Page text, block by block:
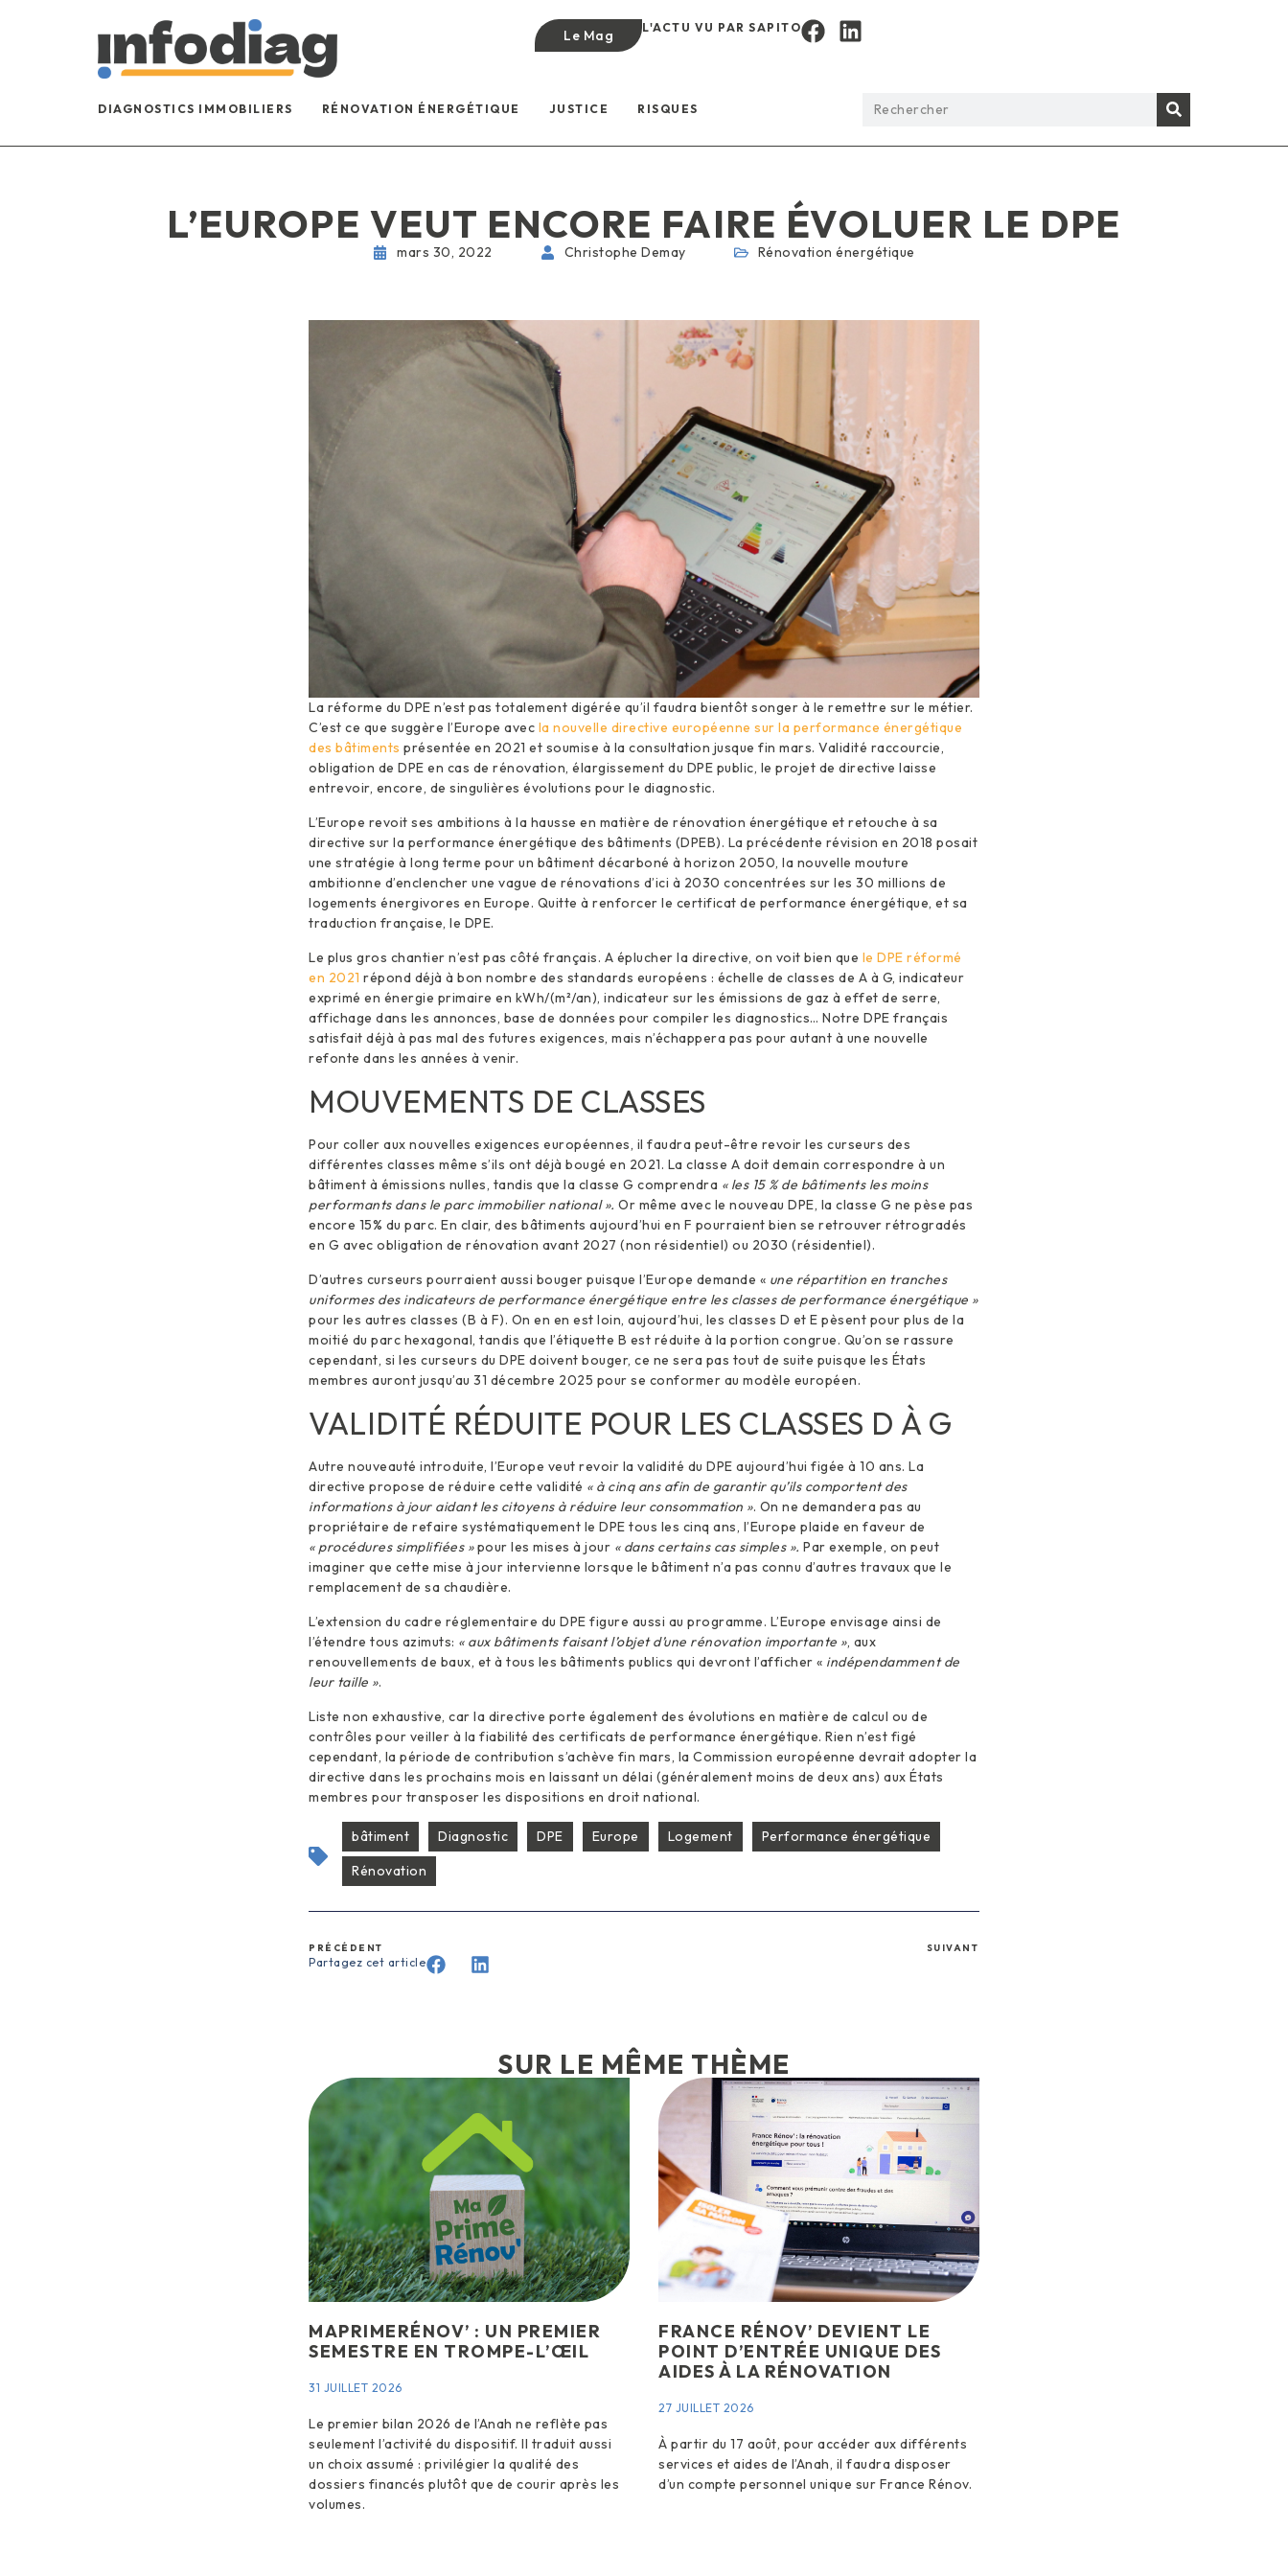
Le Mag L'ACTU VU PAR SAPITO
DIAGNOSTICS IMMOBILIERS RÉNOVATION ÉNERGÉTIQUE JUSTICE RISQUES
L’EUROPE VEUT ENCORE FAIRE ÉVOLUER LE DPE
mars 30, 2022 Christophe Demay Rénovation énergétique
La réforme du DPE n’est pas totalement digérée qu’il faudra bientôt songer à le remettre sur le métier.
C’est ce que suggère l’Europe avec la nouvelle directive européenne sur la performance énergétique
des bâtiments présentée en 2021 et soumise à la consultation jusque fin mars. Validité raccourcie,
obligation de DPE en cas de rénovation, élargissement du DPE public, le projet de directive laisse
entrevoir, encore, de singulières évolutions pour le diagnostic.
L’Europe revoit ses ambitions à la hausse en matière de rénovation énergétique et retouche à sa
directive sur la performance énergétique des bâtiments (DPEB). La précédente révision en 2018 posait
une stratégie à long terme pour un bâtiment décarboné à horizon 2050, la nouvelle mouture
ambitionne d’enclencher une vague de rénovations d’ici à 2030 concentrées sur les 30 millions de
logements énergivores en Europe. Quitte à renforcer le certificat de performance énergétique, et sa
traduction française, le DPE.
Le plus gros chantier n’est pas côté français. A éplucher la directive, on voit bien que le DPE réformé
en 2021 répond déjà à bon nombre des standards européens : échelle de classes de A à G, indicateur
exprimé en énergie primaire en kWh/(m²/an), indicateur sur les émissions de gaz à effet de serre,
affichage dans les annonces, base de données pour compiler les diagnostics… Notre DPE français
satisfait déjà à pas mal des futures exigences, mais n’échappera pas pour autant à une nouvelle
refonte dans les années à venir.
MOUVEMENTS DE CLASSES
Pour coller aux nouvelles exigences européennes, il faudra peut-être revoir les curseurs des
différentes classes même s’ils ont déjà bougé en 2021. La classe A doit demain correspondre à un
bâtiment à émissions nulles, tandis que la classe G comprendra « les 15 % de bâtiments les moins
performants dans le parc immobilier national ». Or même avec le nouveau DPE, la classe G ne pèse pas
encore 15% du parc. En clair, des bâtiments aujourd’hui en F pourraient bien se retrouver rétrogradés
en G avec obligation de rénovation avant 2027 (non résidentiel) ou 2030 (résidentiel).
D’autres curseurs pourraient aussi bouger puisque l’Europe demande « une répartition en tranches
uniformes des indicateurs de performance énergétique entre les classes de performance énergétique »
pour les autres classes (B à F). On en en est loin, aujourd’hui, les classes D et E pèsent pour plus de la
moitié du parc hexagonal, tandis que l’étiquette B est réduite à la portion congrue. Qu’on se rassure
cependant, si les curseurs du DPE doivent bouger, ce ne sera pas tout de suite puisque les États
membres auront jusqu’au 31 décembre 2025 pour se conformer au modèle européen.
VALIDITÉ RÉDUITE POUR LES CLASSES D À G
Autre nouveauté introduite, l’Europe veut revoir la validité du DPE aujourd’hui figée à 10 ans. La
directive propose de réduire cette validité « à cinq ans afin de garantir qu’ils comportent des
informations à jour aidant les citoyens à réduire leur consommation ». On ne demandera pas au
propriétaire de refaire systématiquement le DPE tous les cinq ans, l’Europe plaide en faveur de
« procédures simplifiées »pour les mises à jour « dans certains cas simples ». Par exemple, on peut
imaginer que cette mise à jour intervienne lorsque le bâtiment n’a pas connu d’autres travaux que le
remplacement de sa chaudière.
L’extension du cadre réglementaire du DPE figure aussi au programme. L’Europe envisage ainsi de
l’étendre tous azimuts: « aux bâtiments faisant l’objet d’une rénovation importante », aux
renouvellements de baux, et à tous les bâtiments publics qui devront l’afficher « indépendamment de
leur taille ».
Liste non exhaustive, car la directive porte également des évolutions en matière de calcul ou de
contrôles pour veiller à la fiabilité des certificats de performance énergétique. Rien n’est figé
cependant, la période de contribution s’achève fin mars, la Commission européenne devrait adopter la
directive dans les prochains mois en laissant un délai (généralement moins de deux ans) aux États
membres pour transposer les dispositions en droit national.
bâtiment Diagnostic DPE Europe Logement
Performance énergétique
Rénovation
PRÉCÉDENT SUIVANT
Partagez cet article
SUR LE MÊME THÈME
MAPRIMERÉNOV’ : UN PREMIER
SEMESTRE EN TROMPE-L’ŒIL
31 JUILLET 2026
Le premier bilan 2026 de l’Anah ne reflète pas
seulement l’activité du dispositif. Il traduit aussi
un choix assumé : privilégier la qualité des
dossiers financés plutôt que de courir après les
volumes.
FRANCE RÉNOV’ DEVIENT LE
POINT D’ENTRÉE UNIQUE DES
AIDES À LA RÉNOVATION
27 JUILLET 2026
À partir du 17 août, pour accéder aux différents
services et aides de l’Anah, il faudra disposer
d’un compte personnel unique sur France Rénov.